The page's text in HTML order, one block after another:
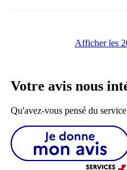
Afficher les
Votre avis nous
Qu'avez-vous pensé du